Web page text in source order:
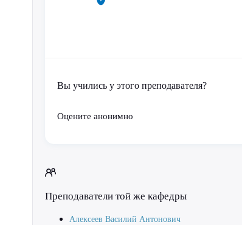
Вы учились у этого преподавателя?
Оцените анонимно
Преподаватели той же кафедры
Алексеев Василий Антонович